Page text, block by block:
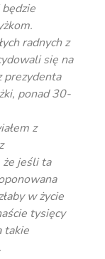
radnych z
się na
prezydenta
ponad 30-
z
że jeśli ta
w życie
tysięcy
takie